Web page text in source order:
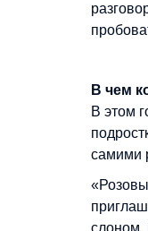
В чем
В этом
самими
слоном,